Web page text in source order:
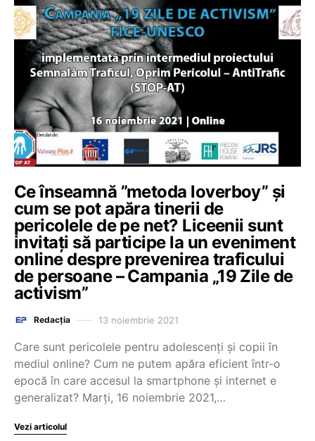
Ce înseamnă ”metoda loverboy” și
cum se pot apăra tinerii de
pericolele de pe net? Liceenii sunt
invitați să participe la un eveniment
online despre prevenirea traficului
de persoane – Campania „19 Zile de
activism”
Redacția 13 noiembrie 2021
Care sunt pericolele pentru adolescenți și copii în
mediul online? Cum ne putem apăra eficient într-o
epocă în care accesul la smartphone și internet e
generalizat? Marți, 16 noiembrie 2021,…
Vezi articolul